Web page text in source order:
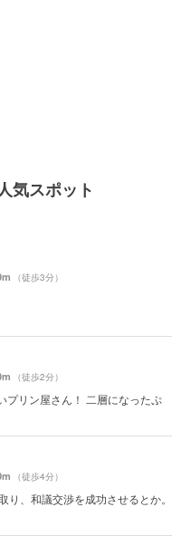
気スポット
（徒歩3分）
（徒歩2分）
プリン屋さん！ 二層になったぷ
（徒歩4分）
、和議交渉を成功させるとか。